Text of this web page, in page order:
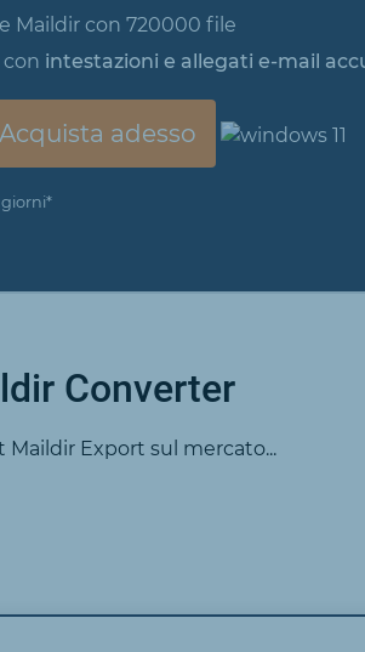
Maildir con 720000 file
intestazioni e allegati e-mail
Acquista adesso
Converter
Export sul mercato...